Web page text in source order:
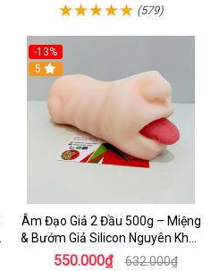
(579)
-13%
5
Âm Đạo Giả 2 Đầu 500g – Miệng
& Bướm Giả Silicon Nguyên Khối,
Cho Nam Tự Sướng Cực Phê
550.000₫ 632.000₫